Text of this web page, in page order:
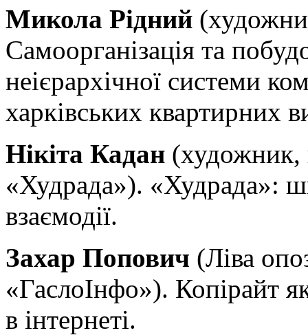
Микола Рідний
Самоорганізація та
неієрархічної системи
харківських квартирних
Нікіта Кадан (художник,
«Худрада»). «Худрада»:
взаємодії.
Захар Попович (Ліва
«ГаслоІнфо»). Копірайт
в інтернеті.